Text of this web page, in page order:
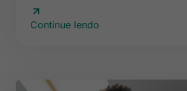
Continue lendo